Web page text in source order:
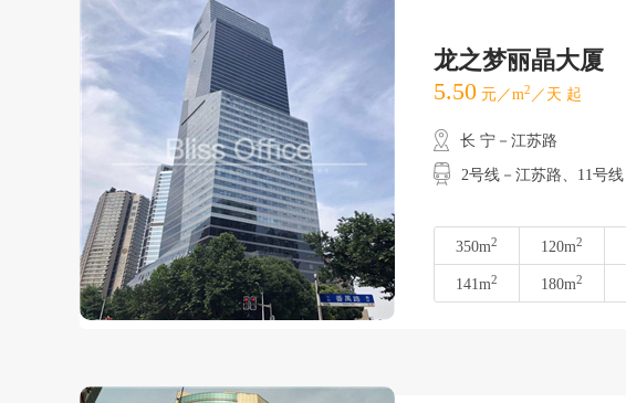
龙之梦丽晶大厦
5.50 元／m2 ／天 起
长 宁－江苏路
2号线－江苏路、11号
350m2 120m2
141m2 180m2